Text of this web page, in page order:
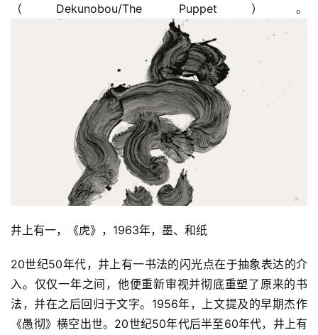
（Dekunobou/The Puppet）。
井上有一，《虎》，1963年，墨、和纸
20世纪50年代，井上有一书法的闪光点在于抽象表达的介
入。仅仅一年之间，他便重新审视并彻底重塑了原来的书
法，并在之后回归于文字。1956年，上文提及的早期杰作
《愚彻》横空出世。20世纪50年代后半至60年代，井上有